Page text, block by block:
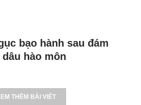
bạo hành sau đám
hào môn
THÊM BÀI VIẾT